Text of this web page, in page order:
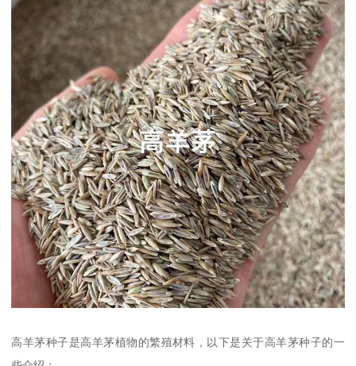
高羊茅种子是高羊茅植物的繁殖材料，以下是关于高羊茅种子的一